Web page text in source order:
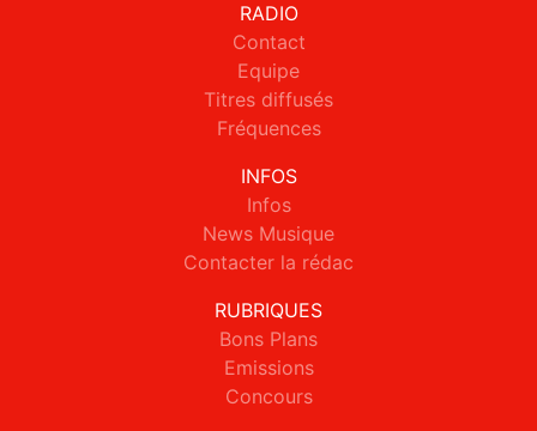
RADIO
Contact
Equipe
Titres diffusés
Fréquences
INFOS
Infos
News Musique
Contacter la rédac
RUBRIQUES
Bons Plans
Emissions
Concours